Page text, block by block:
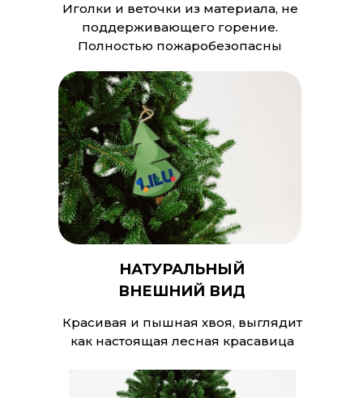
Иголки и веточки из материала, не
поддерживающего горение.
Полностью пожаробезопасны
НАТУРАЛЬНЫЙ
ВНЕШНИЙ ВИД
Красивая и пышная хвоя, выглядит
как настоящая лесная красавица